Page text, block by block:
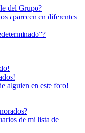
del Grupo?
aparecen en diferentes
alguien en este foro!
de mi lista de